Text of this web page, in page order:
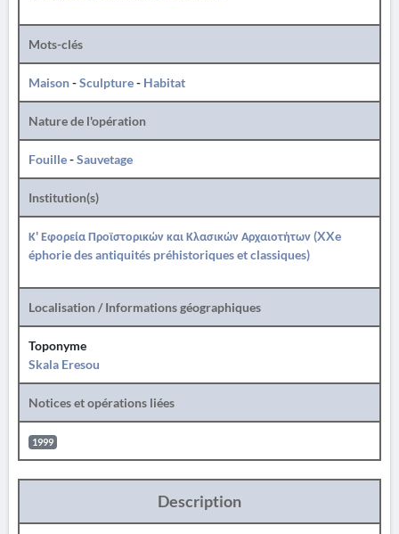
Mots-clés
Maison-Sculpture- Habitat
Nature de l'opération
Fouille-Sauvetage
Institution(s)
Κ' Εφορεία Προϊστορικών και Κλασικών Αρχαιοτήτων (XXe
éphorie des antiquités préhistoriques et classiques)
Localisation / Informations géographiques
Toponyme
Skala Eresou
Notices et opérations liées
1999
Description